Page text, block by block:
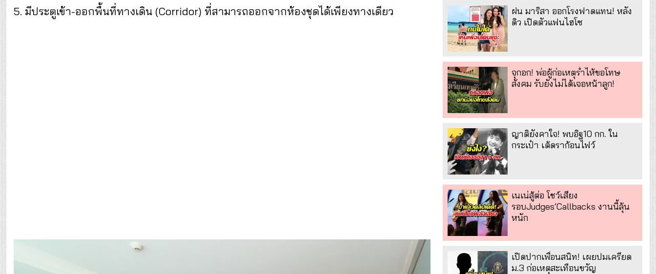
5. มีประตูเข้า-ออกพื้นที่ทางเดิน (Corridor) ที่สามารถออกจากห้องชุดได้เพียงทางเดียว
ฝน มาริสา ออกโรงฟาดแทน! หลัง
ดิว เปิดตัวแฟนไฮโซ
จุกอก! พ่อผู้ก่อเหตุร่ำไห้ขอโทษ
สังคม รับยังไม่ได้เจอหน้าลูก!
ญาติยังคาใจ! พบอิฐ10 กก. ใน
กระเป๋า เต้ดราก้อนไฟว์
เนเน่สู้ต่อ โชว์เสียง
รอบJudges’Callbacks งานนี้ลุ้น
หนัก
เปิดปากเพื่อนสนิท! เผยปมเครียด
ม.3 ก่อเหตุสะเทือนขวัญ